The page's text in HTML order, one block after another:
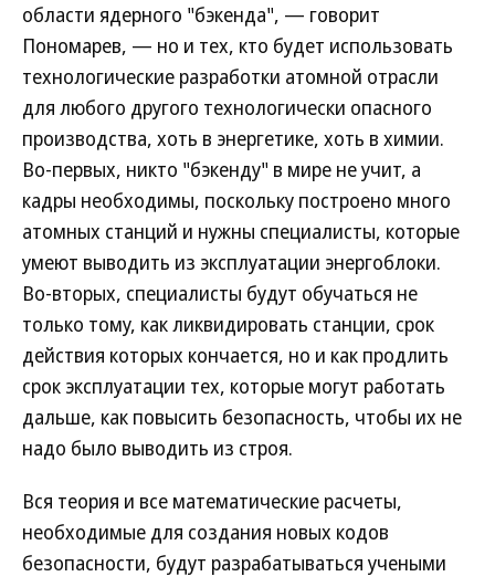
области ядерного "бэкенда", — говорит
Пономарев, — но и тех, кто будет использовать
технологические разработки атомной отрасли
для любого другого технологически опасного
производства, хоть в энергетике, хоть в химии.
Во-первых, никто "бэкенду" в мире не учит, а
кадры необходимы, поскольку построено много
атомных станций и нужны специалисты, которые
умеют выводить из эксплуатации энергоблоки.
Во-вторых, специалисты будут обучаться не
только тому, как ликвидировать станции, срок
действия которых кончается, но и как продлить
срок эксплуатации тех, которые могут работать
дальше, как повысить безопасность, чтобы их не
надо было выводить из строя.
Вся теория и все математические расчеты,
необходимые для создания новых кодов
безопасности, будут разрабатываться учеными